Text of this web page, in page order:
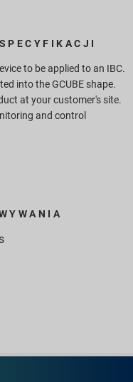
to be applied to an IBC.
into the GCUBE shape.
at your customer's site.
and control